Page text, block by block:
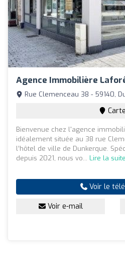
Agence Immobilière
Rue Clemenceau 38 - 59140,
Carte
Bienvenue chez l'agence
idéalement située au 38 rue
l’hôtel de ville de Dunkerque.
depuis 2021, nous vo... Lire la suite
Voir le
Voir e-mail